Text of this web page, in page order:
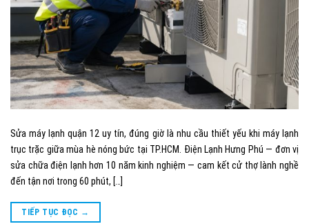
Sửa máy lạnh quận 12 uy tín, đúng giờ là nhu cầu thiết yếu khi máy lạnh
trục trặc giữa mùa hè nóng bức tại TP.HCM. Điện Lạnh Hưng Phú — đơn vị
sửa chữa điện lạnh hơn 10 năm kinh nghiệm — cam kết cử thợ lành nghề
đến tận nơi trong 60 phút, […]
TIẾP TỤC ĐỌC →